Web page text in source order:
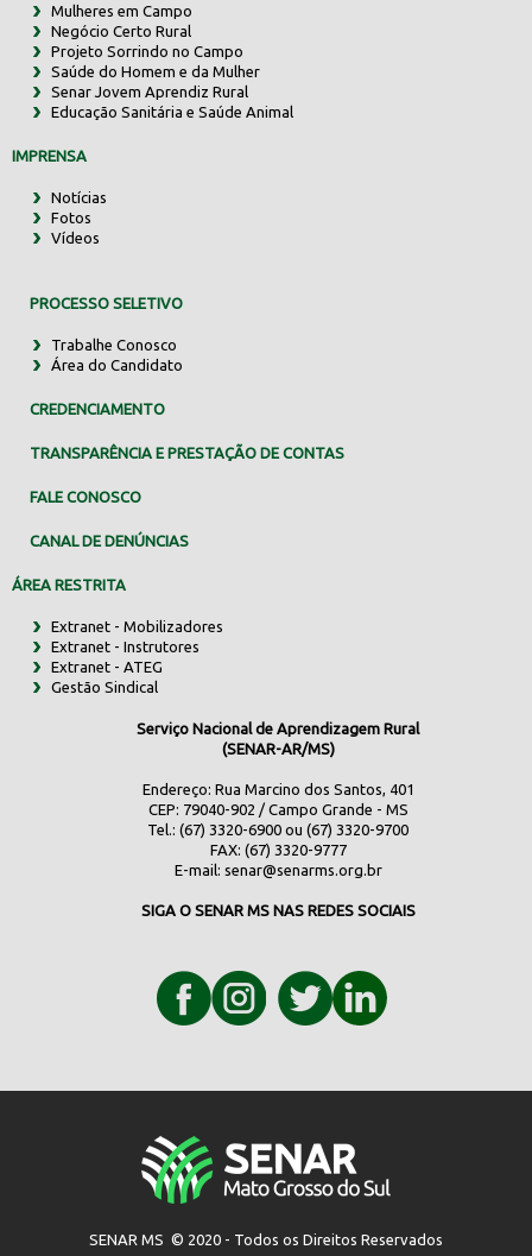
Mulheres em Campo
Negócio Certo Rural
Projeto Sorrindo no Campo
Saúde do Homem e da Mulher
Senar Jovem Aprendiz Rural
Educação Sanitária e Saúde Animal
IMPRENSA
Notícias
Fotos
Vídeos
PROCESSO SELETIVO
Trabalhe Conosco
Área do Candidato
CREDENCIAMENTO
TRANSPARÊNCIA E PRESTAÇÃO DE CONTAS
FALE CONOSCO
CANAL DE DENÚNCIAS
ÁREA RESTRITA
Extranet - Mobilizadores
Extranet - Instrutores
Extranet - ATEG
Gestão Sindical
Serviço Nacional de Aprendizagem Rural
(SENAR-AR/MS)
Endereço: Rua Marcino dos Santos, 401
CEP: 79040-902 / Campo Grande - MS
Tel.: (67) 3320-6900 ou (67) 3320-9700
FAX: (67) 3320-9777
E-mail: senar@senarms.org.br
SIGA O SENAR MS NAS REDES SOCIAIS
SENAR MS © 2020 - Todos os Direitos Reservados